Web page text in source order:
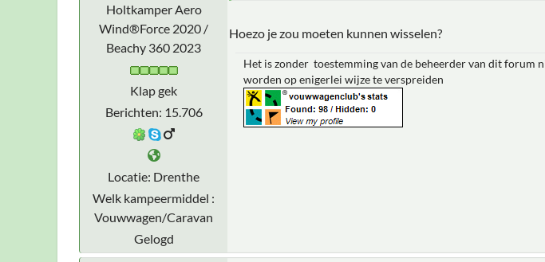
Holtkamper Aero
Wind®Force 2020 /
Beachy 360 2023
Klap gek
Berichten: 15.706
Locatie: Drenthe
Welk kampeermiddel :
Vouwwagen/Caravan
Gelogd
Hoezo je zou moeten kunnen wisselen?
Het is zonder toestemming van de beheerder van dit
worden op enigerlei wijze te verspreiden